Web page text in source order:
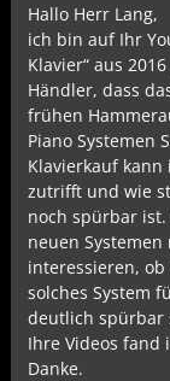
Hallo Herr Lang,
ich bin auf Ihr
Klavier“ aus
Händler, dass
frühen
Piano Systemen
Klavierkauf
zutrifft und wie
noch spürbar
neuen
interessieren,
solches System
deutlich spürbar
Ihre Videos fand
Danke.